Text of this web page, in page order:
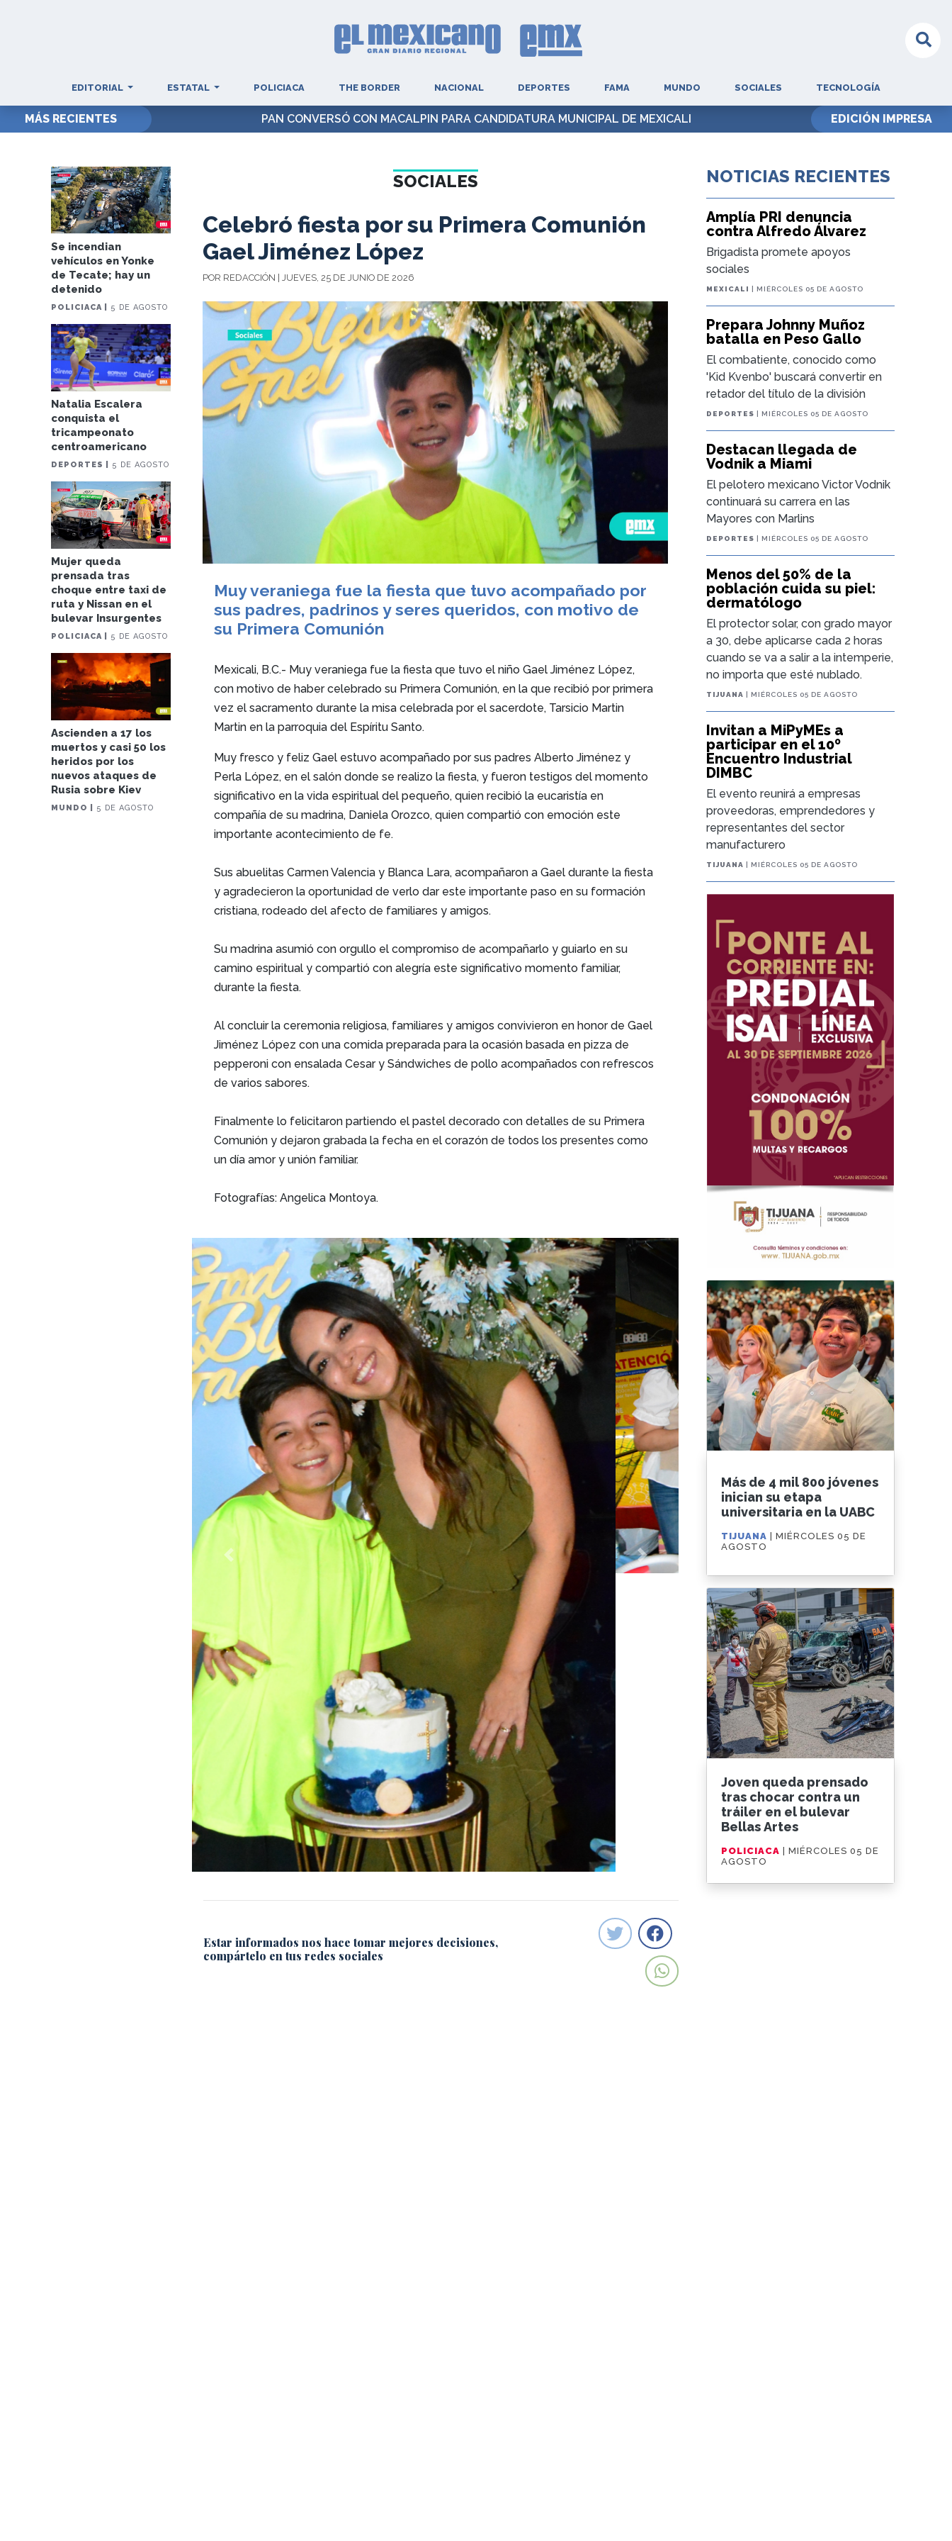
EDITORIAL ESTATAL POLICIACA THE BORDER NACIONAL DEPORTES FAMA MUNDO SOCIALES TECNOLOGÍA
MÁS RECIENTES PAN CONVERSÓ CON MACALPIN PARA CANDIDATURA MUNICIPAL DE MEXICALI EDICIÓN IMPRESA
Se incendian
vehículos en Yonke
de Tecate; hay un
detenido
POLICIACA | 5 DE AGOSTO
Natalia Escalera
conquista el
tricampeonato
centroamericano
DEPORTES | 5 DE AGOSTO
Mujer queda
prensada tras
choque entre taxi de
ruta y Nissan en el
bulevar Insurgentes
POLICIACA | 5 DE AGOSTO
Ascienden a 17 los
muertos y casi 50 los
heridos por los
nuevos ataques de
Rusia sobre Kiev
MUNDO | 5 DE AGOSTO
SOCIALES
Celebró fiesta por su Primera Comunión
Gael Jiménez López
POR REDACCIÓN | JUEVES, 25 DE JUNIO DE 2026
Muy veraniega fue la fiesta que tuvo acompañado por
sus padres, padrinos y seres queridos, con motivo de
su Primera Comunión
Mexicali, B.C.- Muy veraniega fue la fiesta que tuvo el niño Gael Jiménez López,
con motivo de haber celebrado su Primera Comunión, en la que recibió por primera
vez el sacramento durante la misa celebrada por el sacerdote, Tarsicio Martin
Martin en la parroquia del Espíritu Santo.
Muy fresco y feliz Gael estuvo acompañado por sus padres Alberto Jiménez y
Perla López, en el salón donde se realizo la fiesta, y fueron testigos del momento
significativo en la vida espiritual del pequeño, quien recibió la eucaristía en
compañía de su madrina, Daniela Orozco, quien compartió con emoción este
importante acontecimiento de fe.
Sus abuelitas Carmen Valencia y Blanca Lara, acompañaron a Gael durante la fiesta
y agradecieron la oportunidad de verlo dar este importante paso en su formación
cristiana, rodeado del afecto de familiares y amigos.
Su madrina asumió con orgullo el compromiso de acompañarlo y guiarlo en su
camino espiritual y compartió con alegría este significativo momento familiar,
durante la fiesta.
Al concluir la ceremonia religiosa, familiares y amigos convivieron en honor de Gael
Jiménez López con una comida preparada para la ocasión basada en pizza de
pepperoni con ensalada Cesar y Sándwiches de pollo acompañados con refrescos
de varios sabores.
Finalmente lo felicitaron partiendo el pastel decorado con detalles de su Primera
Comunión y dejaron grabada la fecha en el corazón de todos los presentes como
un día amor y unión familiar.
Fotografías: Angelica Montoya.
Previous Next
Estar informados nos hace tomar mejores decisiones,
compártelo en tus redes sociales
NOTICIAS RECIENTES
Amplía PRI denuncia
contra Alfredo Álvarez
Brigadista promete apoyos
sociales
MEXICALI | MIÉRCOLES 05 DE AGOSTO
Prepara Johnny Muñoz
batalla en Peso Gallo
El combatiente, conocido como
'Kid Kvenbo' buscará convertir en
retador del título de la división
DEPORTES | MIÉRCOLES 05 DE AGOSTO
Destacan llegada de
Vodnik a Miami
El pelotero mexicano Victor Vodnik
continuará su carrera en las
Mayores con Marlins
DEPORTES | MIÉRCOLES 05 DE AGOSTO
Menos del 50% de la
población cuida su piel:
dermatólogo
El protector solar, con grado mayor
a 30, debe aplicarse cada 2 horas
cuando se va a salir a la intemperie,
no importa que esté nublado.
TIJUANA | MIÉRCOLES 05 DE AGOSTO
Invitan a MiPyMEs a
participar en el 10º
Encuentro Industrial
DIMBC
El evento reunirá a empresas
proveedoras, emprendedores y
representantes del sector
manufacturero
TIJUANA | MIÉRCOLES 05 DE AGOSTO
Más de 4 mil 800 jóvenes
inician su etapa
universitaria en la UABC
TIJUANA| MIÉRCOLES 05 DE
AGOSTO
Joven queda prensado
tras chocar contra un
tráiler en el bulevar
Bellas Artes
POLICIACA
| MIÉRCOLES 05 DE
AGOSTO